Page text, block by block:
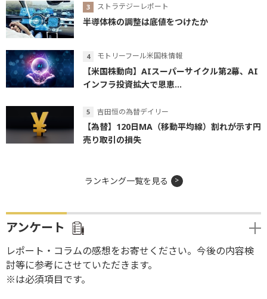
ストラテジーレポート
半導体株の調整は底値をつけたか
モトリーフール米国株情報
【米国株動向】AIスーパーサイクル第2幕、AI
インフラ投資拡大で恩恵...
吉田恒の為替デイリー
【為替】120日MA（移動平均線）割れが示す円
売り取引の損失
ランキング一覧を見る
アンケート
レポート・コラムの感想をお寄せください。今後の内容検
討等に参考にさせていただきます。
※は必須項目です。